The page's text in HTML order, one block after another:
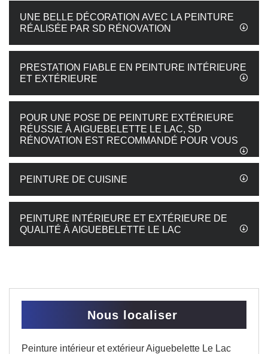
UNE BELLE DÉCORATION AVEC LA PEINTURE
RÉALISÉE PAR SD RÉNOVATION
PRESTATION FIABLE EN PEINTURE INTÉRIEURE
ET EXTÉRIEURE
POUR UNE POSE DE PEINTURE EXTÉRIEURE
RÉUSSIE À AIGUEBELETTE LE LAC, SD
RÉNOVATION EST RECOMMANDÉ POUR VOUS
PEINTURE DE CUISINE
PEINTURE INTÉRIEURE ET EXTÉRIEURE DE
QUALITÉ À AIGUEBELETTE LE LAC
Nous localiser
Peinture intérieur et extérieur Aiguebelette Le Lac